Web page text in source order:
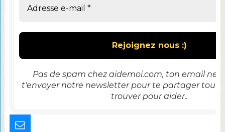
Pas de spam chez aidemoi.com, ton email ne
t'envoyer notre newsletter pour te partager tout
trouver pour aider..